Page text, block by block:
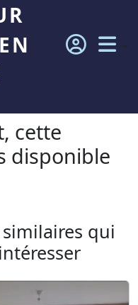
cette
disponible
qui